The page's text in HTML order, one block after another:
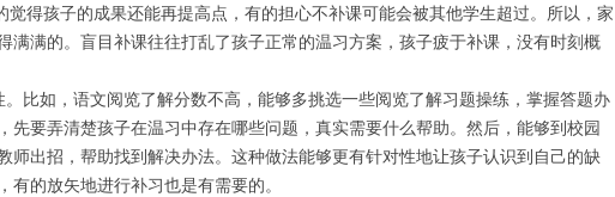
孩子的成果还能再提高点，有的担心不补课可能会被其他学生超过。所以，家
满的。盲目补课往往打乱了孩子正常的温习方案，孩子疲于补课，没有时刻概
如，语文阅览了解分数不高，能够多挑选一些阅览了解习题操练，掌握答题办
要弄清楚孩子在温习中存在哪些问题，真实需要什么帮助。然后，能够到校园
师出招，帮助找到解决办法。这种做法能够更有针对性地让孩子认识到自己的缺
的放矢地进行补习也是有需要的。